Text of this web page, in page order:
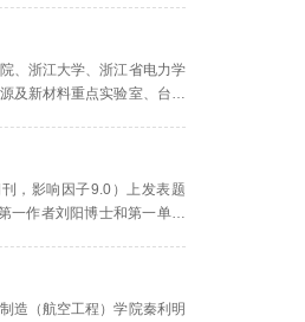
、浙江大学、浙江省电力学
及新材料重点实验室、台州
，影响因子9.0）上发表题
作者刘阳博士和第一单位
造（航空工程）学院秦利明